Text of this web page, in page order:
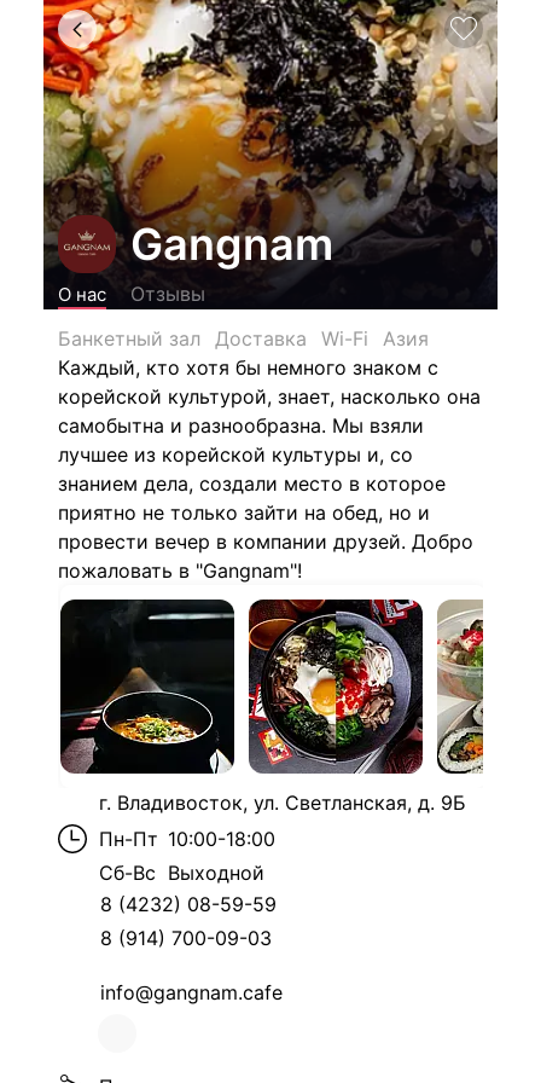
Gangnam
О нас
Отзывы
Банкетный зал
Доставка Wi-Fi
Азия
Каждый, кто хотя бы немного знаком с
корейской культурой, знает, насколько она
самобытна и разнообразна. Мы взяли
лучшее из корейской культуры и, со
знанием дела, создали место в которое
приятно не только зайти на обед, но и
провести вечер в компании друзей. Добро
пожаловать в "Gangnam"!
г. Владивосток, ул. Светланская, д. 9Б
Пн-Пт 10:00-18:00
Сб-Вс Выходной
8 (4232) 08-59-59
8 (914) 700-09-03
info@gangnam.cafe